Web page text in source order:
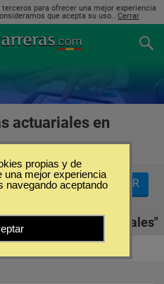
para ofrecer una mejor experiencia
que acepta su uso.. Cerrar
actuariales en
FILTRAR
de "Ciencias Actuariales"
propias y de
una mejor experiencia
navegando aceptando